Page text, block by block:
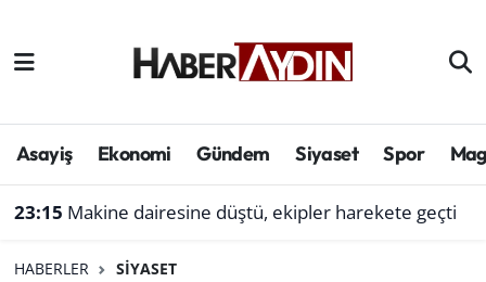
Asayiş Ekonomi Gündem Siyaset Spor
23:15 Makine dairesine düştü, ekipler harekete geçti
HABERLER SIYASET
Afyonkarahisar
Çevre
Aydın Hava Durumu
Süper Lig Puan Durumu ve Fikstür